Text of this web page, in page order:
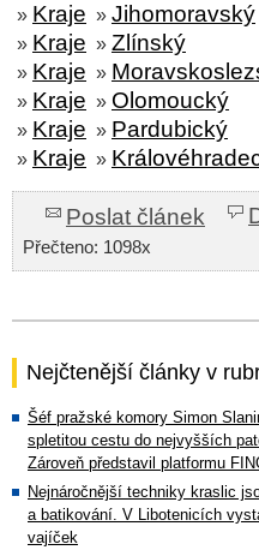
» Kraje » Jihomoravský
» Kraje » Zlínský
» Kraje »
» Kraje » Olomoucký
» Kraje » Pardubický
» Kraje »
Poslat článek
Přečteno: 1098x
Nejčtenější články v
Šéf pražské komory Simon
spletitou cestu do nejvyšších
Zároveň představil platformu
Nejnáročnější techniky kraslic
a batikování. V Libotenicích
vajíček